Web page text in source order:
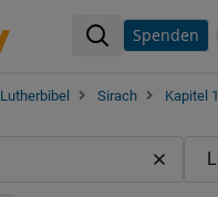
Spenden
Lutherbibel Sirach Kapitel 1